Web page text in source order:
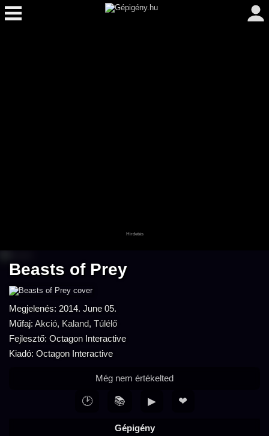
Beasts of Prey
Megjelenés: 2014. June 05.
Műfaj: Akció, Kaland, Túlélő
Fejlesztő: Octagon Interactive
Kiadó: Octagon Interactive
Gépigény
Még nem értékelted
🕑 📚 ▶ ❤